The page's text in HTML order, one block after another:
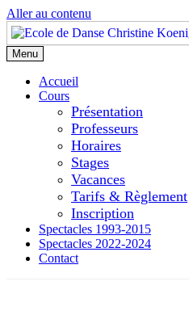
Aller au contenu
Menu
Accueil
Cours
Présentation
Professeurs
Horaires
Stages
Vacances
Tarifs & Règlement
Inscription
Spectacles 1993-2015
Spectacles 2022-2024
Contact